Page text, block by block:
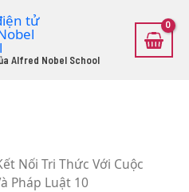
Alfred Nobel School
Nối Tri Thức Với Cuộc
Pháp Luật 10